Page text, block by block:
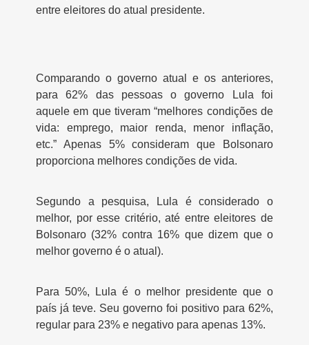
entre eleitores do atual presidente.
Comparando o governo atual e os anteriores,
para 62% das pessoas o governo Lula foi
aquele em que tiveram “melhores condições de
vida: emprego, maior renda, menor inflação,
etc.” Apenas 5% consideram que Bolsonaro
proporciona melhores condições de vida.
Segundo a pesquisa, Lula é considerado o
melhor, por esse critério, até entre eleitores de
Bolsonaro (32% contra 16% que dizem que o
melhor governo é o atual).
Para 50%, Lula é o melhor presidente que o
país já teve. Seu governo foi positivo para 62%,
regular para 23% e negativo para apenas 13%.